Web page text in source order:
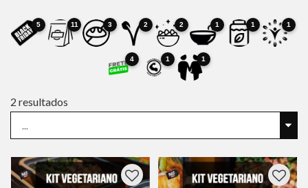
5 11 3 2 2 1 1 1
4 1 1
2 resultados